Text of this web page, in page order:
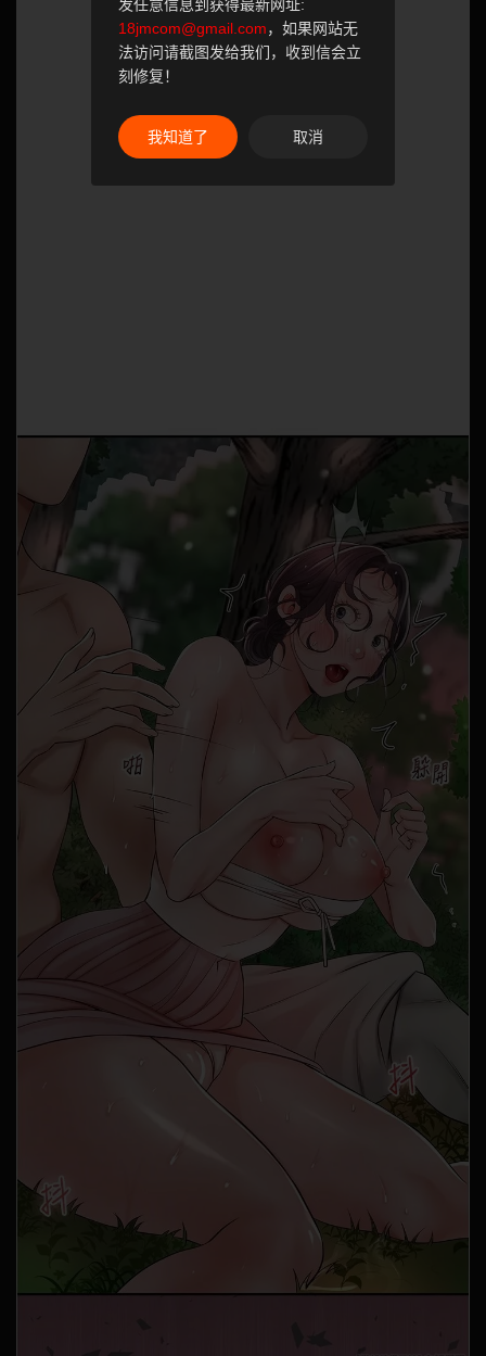
发任意信息到获得最新网址:
18jmcom@gmail.com，如果网站无
法访问请截图发给我们，收到信会立
刻修复！
我知道了 取消